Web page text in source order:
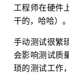
工程师在硬件
干的，哈哈）。
手动测试很繁
会影响测试质
琐的测试工作